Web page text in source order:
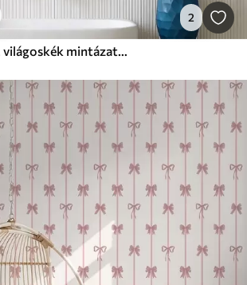
2
Falvédő Hullámos, világoskék mintázat világos háttér előtt